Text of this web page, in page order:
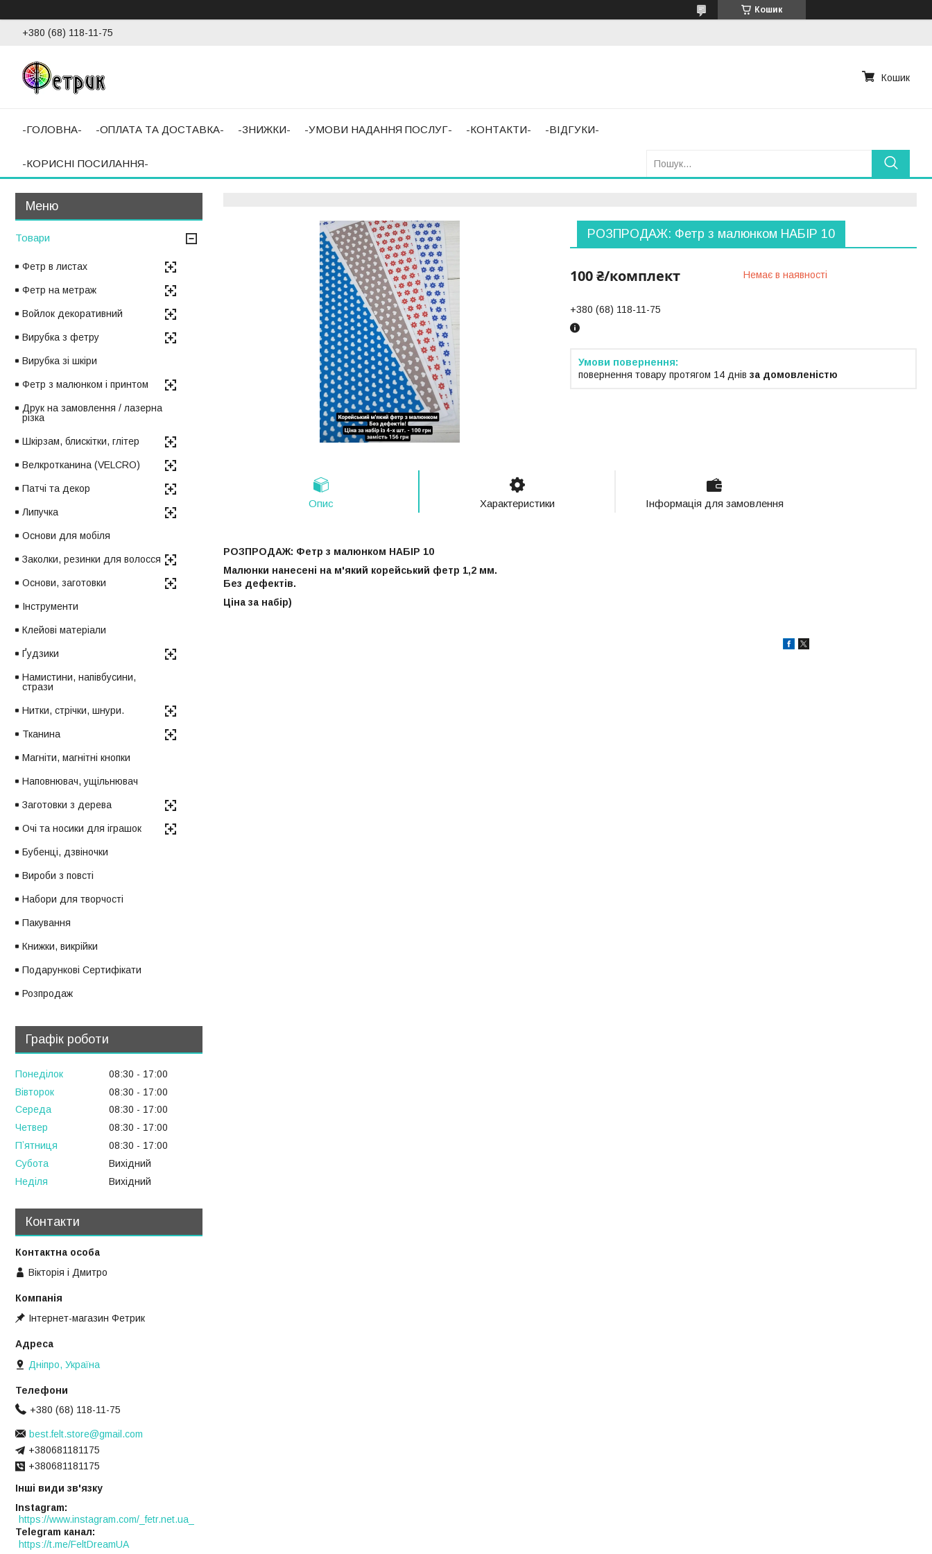
Кошик
+380 (68) 118-11-75
Кошик
-ГОЛОВНА- -ОПЛАТА ТА ДОСТАВКА- -ЗНИЖКИ- -УМОВИ НАДАННЯ ПОСЛУГ- -КОНТАКТИ- -ВІДГУКИ-
-КОРИСНІ ПОСИЛАННЯ-
РОЗПРОДАЖ: Фетр з малюнком НАБІР 10
100 ₴/комплект Немає в наявності
+380 (68) 118-11-75
повернення товару протягом 14 днів за домовленістю
Опис Характеристики Інформація для замовлення
РОЗПРОДАЖ: Фетр з малюнком НАБІР 10
Малюнки нанесені на м'який корейський фетр 1,2 мм.
Без дефектів.
Ціна за набір)
Товари
Фетр в листах
Фетр на метраж
Войлок декоративний
Вирубка з фетру
Вирубка зі шкіри
Фетр з малюнком і принтом
Друк на замовлення / лазерна
різка
Шкірзам, блискітки, глітер
Велкротканина (VELCRO)
Патчі та декор
Липучка
Основи для мобіля
Заколки, резинки для волосся
Основи, заготовки
Інструменти
Клейові матеріали
Ґудзики
Намистини, напівбусини,
стрази
Нитки, стрічки, шнури.
Тканина
Магніти, магнітні кнопки
Наповнювач, ущільнювач
Заготовки з дерева
Очі та носики для іграшок
Бубенці, дзвіночки
Вироби з повсті
Набори для творчості
Пакування
Книжки, викрійки
Подарункові Сертифікати
Розпродаж
Графік роботи
Понеділок 08:30
17:00
Вівторок
08:30
17:00
Середа
08:30
17:00
Четвер
08:30
17:00
Пʼятниця
08:30
17:00
Субота
Вихідний
Неділя
Вихідний
Контакти
Вікторія і Дмитро
Інтернет-магазин Фетрик
Дніпро, Україна
+380 (68) 118-11-75
best.felt.store@gmail.com
+380681181175
+380681181175
Інші види зв'язку
Instagram
https://www.instagram.com/_fetr.net.ua_
Telegram канал
https://t.me/FeltDreamUA